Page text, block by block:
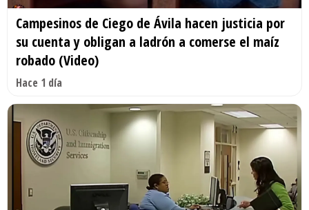
Campesinos de Ciego de Ávila hacen justicia por
su cuenta y obligan a ladrón a comerse el maíz
robado (Video)
Hace 1 día